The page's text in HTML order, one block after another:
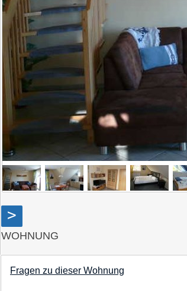
>
WOHNUNG
Fragen zu dieser Wohnung